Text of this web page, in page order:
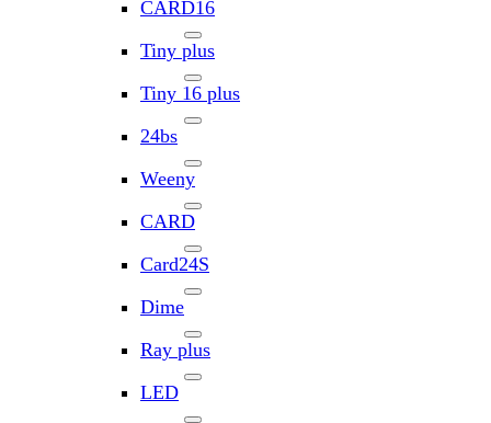
CARD16
Tiny plus
Tiny 16 plus
24bs
Weeny
CARD
Card24S
Dime
Ray plus
LED